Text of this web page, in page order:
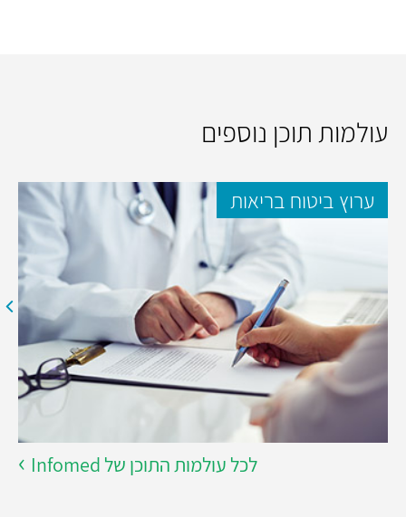
עולמות תוכן נוספים
ערוץ ביטוח בריאות
לכל עולמות התוכן של Infomed